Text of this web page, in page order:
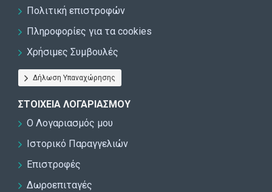
Πολιτική επιστροφών
Πληροφορίες για τα cookies
Χρήσιμες Συμβουλές
Δήλωση Υπαναχώρησης
ΣΤΟΙΧΕΊΑ ΛΟΓΑΡΙΑΣΜΟΎ
Ο Λογαριασμός μου
Ιστορικό Παραγγελιών
Επιστροφές
Δωροεπιταγές